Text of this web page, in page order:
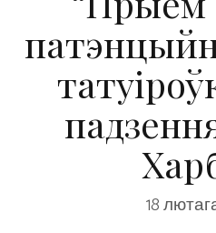
18